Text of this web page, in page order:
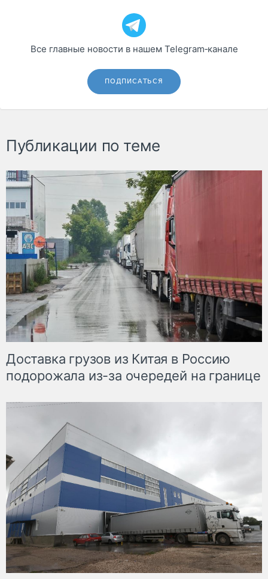
Все главные новости в нашем Telegram‑канале
ПОДПИСАТЬСЯ
Публикации по теме
Доставка грузов из Китая в Россию
подорожала из-за очередей на границе